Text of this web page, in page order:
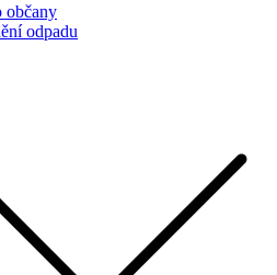
občany
odpadu